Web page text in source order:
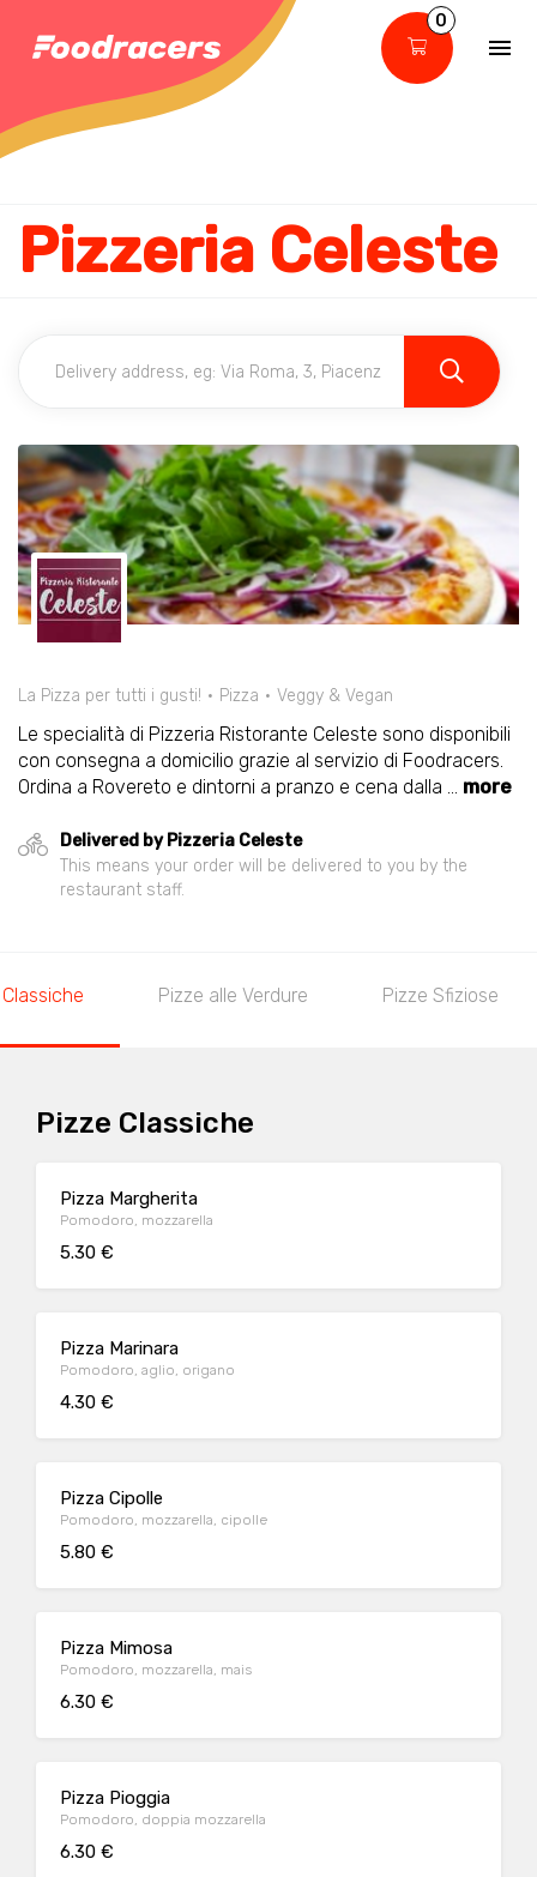
0
Pizzeria Celeste
La Pizza per tutti i gusti! Pizza Veggy & Vegan
Le specialità di Pizzeria Ristorante Celeste sono disponibili
con consegna a domicilio grazie al servizio di Foodracers.
Ordina a Rovereto e dintorni a pranzo e cena dalla ... more
Delivered by Pizzeria Celeste
This means your order will be delivered to you by the
restaurant staff.
Pizze alle Verdure Pizze Sfiziose
Pizze Classiche
Pizza Margherita
Pomodoro, mozzarella
5.30 €
Pizza Marinara
Pomodoro, aglio, origano
4.30 €
Pizza Cipolle
Pomodoro, mozzarella, cipolle
5.80 €
Pizza Mimosa
Pomodoro, mozzarella, mais
6.30 €
Pizza Pioggia
Pomodoro, doppia mozzarella
6.30 €